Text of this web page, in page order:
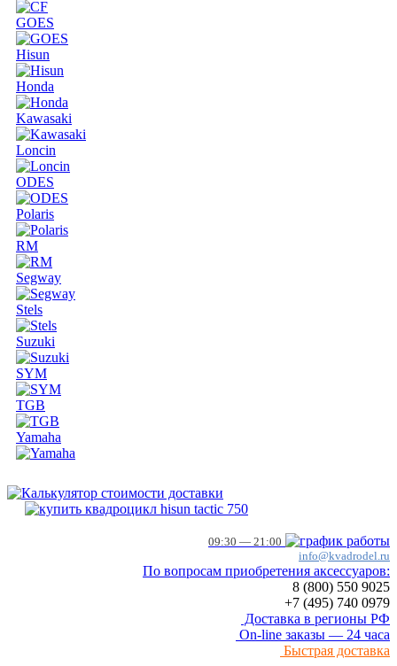
GOES
Hisun
Honda
Kawasaki
Loncin
ODES
Polaris
RM
Segway
Stels
Suzuki
SYM
TGB
Yamaha
09:30 — 21:00
info@kvadrodel.ru
По вопросам приобретения аксессуаров:
8 (800) 550 9025
+7 (495) 740 0979
Доставка в регионы РФ
On-line заказы — 24 часа
Быстрая доставка